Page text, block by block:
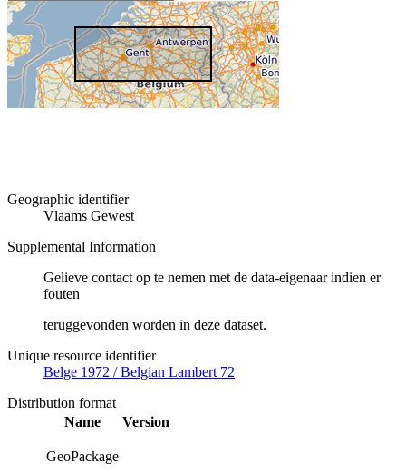
Geographic identifier
Vlaams Gewest
Supplemental Information
Gelieve contact op te nemen met de data-eigenaar indien er
fouten
teruggevonden worden in deze dataset.
Unique resource identifier
Belge 1972 / Belgian Lambert 72
Distribution format
Name
Version
GeoPackage